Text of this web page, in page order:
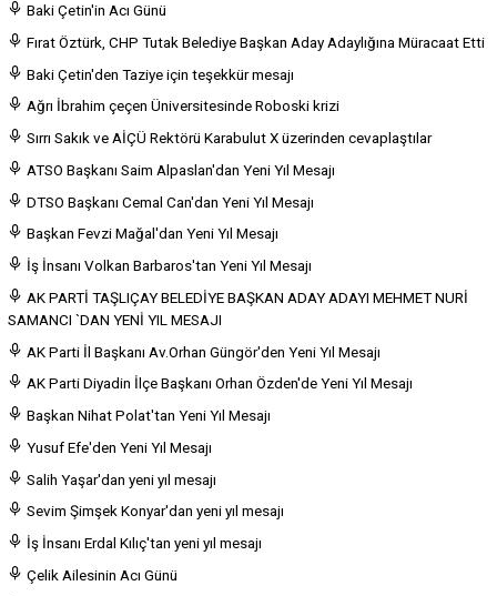
Baki Çetin'in Acı Günü
Fırat Öztürk, CHP Tutak Belediye Başkan Aday Adaylığına Müracaat Etti
Baki Çetin'den Taziye için teşekkür mesajı
Ağrı İbrahim çeçen Üniversitesinde Roboski krizi
Sırrı Sakık ve AİÇÜ Rektörü Karabulut X üzerinden cevaplaştılar
ATSO Başkanı Saim Alpaslan'dan Yeni Yıl Mesajı
DTSO Başkanı Cemal Can'dan Yeni Yıl Mesajı
Başkan Fevzi Mağal'dan Yeni Yıl Mesajı
İş İnsanı Volkan Barbaros'tan Yeni Yıl Mesajı
AK PARTİ TAŞLIÇAY BELEDİYE BAŞKAN ADAY ADAYI MEHMET NURİ
SAMANCI `DAN YENİ YIL MESAJI
AK Parti İl Başkanı Av.Orhan Güngör'den Yeni Yıl Mesajı
AK Parti Diyadin İlçe Başkanı Orhan Özden'de Yeni Yıl Mesajı
Başkan Nihat Polat'tan Yeni Yıl Mesajı
Yusuf Efe'den Yeni Yıl Mesajı
Salih Yaşar'dan yeni yıl mesajı
Sevim Şimşek Konyar'dan yeni yıl mesajı
İş İnsanı Erdal Kılıç'tan yeni yıl mesajı
Çelik Ailesinin Acı Günü